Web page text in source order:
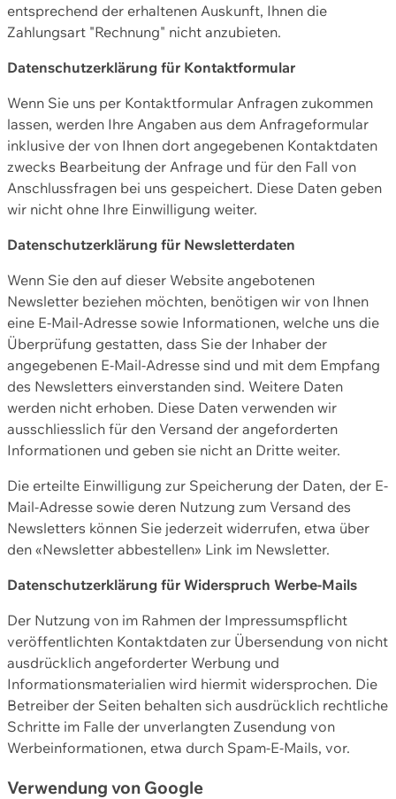
entsprechend der erhaltenen Auskunft, Ihnen die
Zahlungsart "Rechnung" nicht anzubieten.
Datenschutzerklärung für Kontaktformular
Wenn Sie uns per Kontaktformular Anfragen zukommen
lassen, werden Ihre Angaben aus dem Anfrageformular
inklusive der von Ihnen dort angegebenen Kontaktdaten
zwecks Bearbeitung der Anfrage und für den Fall von
Anschlussfragen bei uns gespeichert. Diese Daten geben
wir nicht ohne Ihre Einwilligung weiter.
Datenschutzerklärung für Newsletterdaten
Wenn Sie den auf dieser Website angebotenen
Newsletter beziehen möchten, benötigen wir von Ihnen
eine E-Mail-Adresse sowie Informationen, welche uns die
Überprüfung gestatten, dass Sie der Inhaber der
angegebenen E-Mail-Adresse sind und mit dem Empfang
des Newsletters einverstanden sind. Weitere Daten
werden nicht erhoben. Diese Daten verwenden wir
ausschliesslich für den Versand der angeforderten
Informationen und geben sie nicht an Dritte weiter.
Die erteilte Einwilligung zur Speicherung der Daten, der E-
Mail-Adresse sowie deren Nutzung zum Versand des
Newsletters können Sie jederzeit widerrufen, etwa über
den «Newsletter abbestellen» Link im Newsletter.
Datenschutzerklärung für Widerspruch Werbe-Mails
Der Nutzung von im Rahmen der Impressumspflicht
veröffentlichten Kontaktdaten zur Übersendung von nicht
ausdrücklich angeforderter Werbung und
Informationsmaterialien wird hiermit widersprochen. Die
Betreiber der Seiten behalten sich ausdrücklich rechtliche
Schritte im Falle der unverlangten Zusendung von
Werbeinformationen, etwa durch Spam-E-Mails, vor.
Verwendung von Google